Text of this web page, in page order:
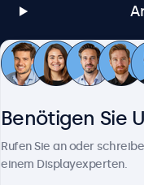
Benötigen Sie
Rufen Sie an oder
einem Displayexperten.